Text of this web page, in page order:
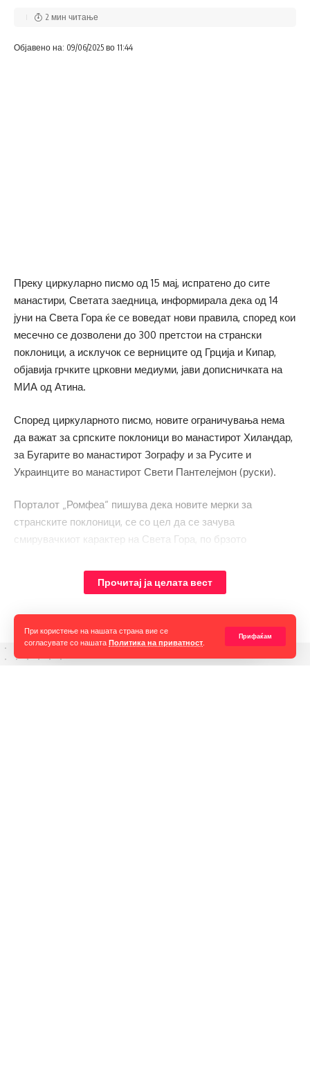
При користење на нашата страна вие се
согласувате со нашата Политика на приватност
Прифаќам
Објавено на: 09/06/2025 во 11:44
2 мин читање
Преку циркуларно писмо од 15 мај, испратено до сите
манастири, Светата заедница, информирала дека од 14
јуни на Света Гора ќе се воведат нови правила, според кои
месечно се дозволени до 300 претстои на странски
поклоници, а исклучок се верниците од Грција и Кипар,
објавија грчките црковни медиуми, јави дописничката на
МИА од Атина.
Според циркуларното писмо, новите ограничувања нема
да важат за српските поклоници во манастирот Хиландар,
за Бугарите во манастирот Зографу и за Русите и
Украинците во манастирот Свети Пантелејмон (руски).
Порталот „Ромфеа“ пишува дека новите мерки за
странските поклоници, се со цел да се зачува
смирувачкиот карактер на Света Гора, по брзото
последните месеци.
Прочитај ја целата вест